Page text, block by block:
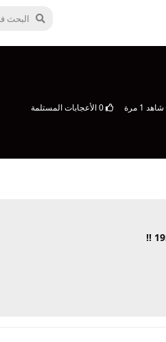
شاهد 1 مرة 0الأعجابات المستلمة